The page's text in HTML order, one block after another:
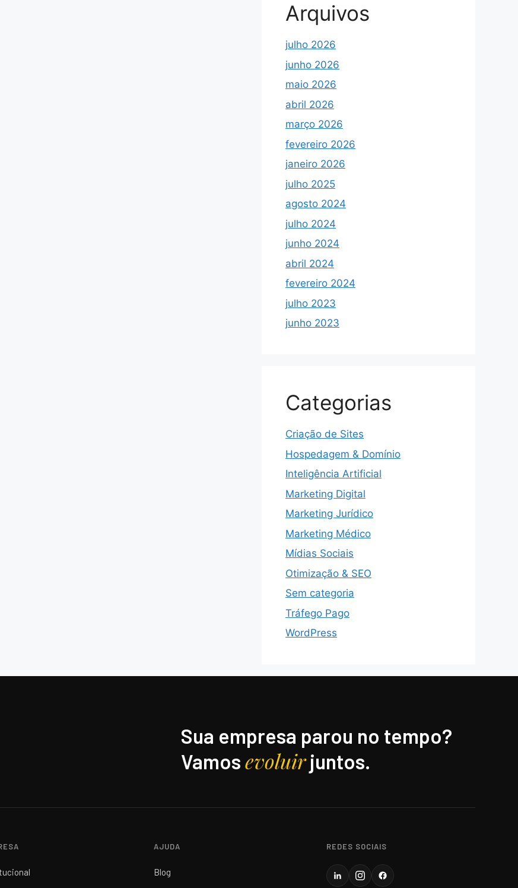
Arquivos
julho 2026
junho 2026
maio 2026
abril 2026
março 2026
fevereiro 2026
janeiro 2026
julho 2025
agosto 2024
julho 2024
junho 2024
abril 2024
fevereiro 2024
julho 2023
junho 2023
Categorias
Criação de Sites
Hospedagem & Domínio
Inteligência Artificial
Marketing Digital
Marketing Jurídico
Marketing Médico
Mídias Sociais
Otimização & SEO
Sem categoria
Tráfego Pago
WordPress
Sua empresa parou no tempo?
Vamosevoluirjuntos.
AJUDA
Blog
REDES SOCIAIS